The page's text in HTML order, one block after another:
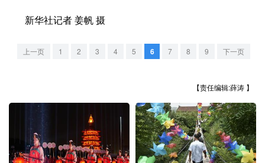
文化产业
山西
上海 江苏
浙江 安徽 福建 江西
新华社记者 姜帆 摄
上一页 1 2 3 4 5 6 7 8 9 下一页
【责任编辑:薛涛 】